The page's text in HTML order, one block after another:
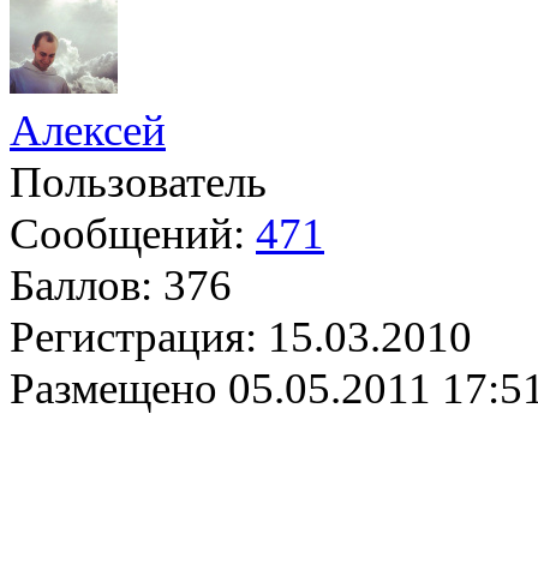
Алексей
Пользователь
Сообщений: 471
Баллов: 376
Регистрация: 15.03.2010
Размещено 05.05.2011